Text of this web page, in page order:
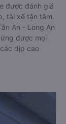
được đánh giá
tài xế tận tâm.
An - Long An
được mọi
dịp cao